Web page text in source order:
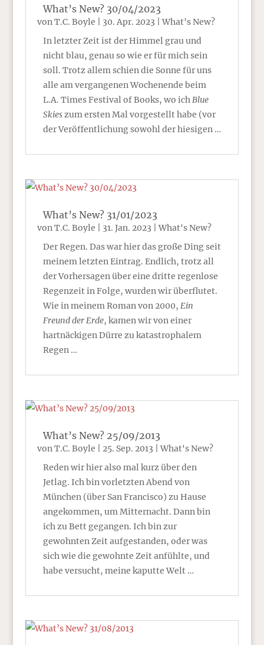
What’s New? 30/04/2023
vonT.C. Boyle 30. Apr. 2023 |What's New?
In letzter Zeit ist der Himmel grau und
nicht blau, genau so wie er für mich sein
soll. Trotz allem schien die Sonne für uns
alle am vergangenen Wochenende beim
L.A. Times Festival of Books, wo ichBlue
Skieszum ersten Mal vorgestellt habe (vor
der Veröffentlichung sowohl der hiesigen …
What’s New? 31/01/2023
vonT.C. Boyle 31. Jan. 2023 |What's New?
Der Regen. Das war hier das große Ding seit
meinem letzten Eintrag. Endlich, trotz all
der Vorhersagen über eine dritte regenlose
Regenzeit in Folge, wurden wir überflutet.
Wie in meinem Roman von 2000, Ein
Freund der Erde, kamen wir von einer
hartnäckigen Dürre zu katastrophalem
Regen …
What’s New? 25/09/2013
vonT.C. Boyle 25. Sep. 2013 |What's New?
Reden wir hier also mal kurz über den
Jetlag. Ich bin vorletzten Abend von
München (über San Francisco) zu Hause
angekommen, um Mitternacht. Dann bin
ich zu Bett gegangen. Ich bin zur
gewohnten Zeit aufgestanden, oder was
sich wie die gewohnte Zeit anfühlte, und
habe versucht, meine kaputte Welt …